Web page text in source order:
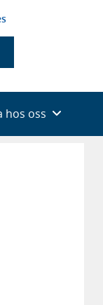
hos oss